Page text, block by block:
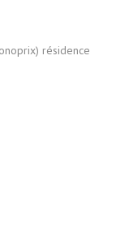
résidence